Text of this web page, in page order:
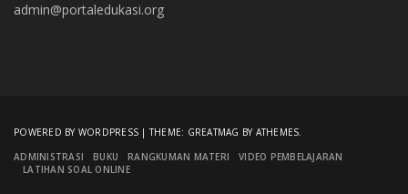
admin@portaledukasi.org
POWERED BY WORDPRESS |THEME: GREATMAG BY ATHEMES.
ADMINISTRASI
BUKU RANGKUMAN MATERI
VIDEO PEMBELAJARAN
LATIHAN SOAL ONLINE